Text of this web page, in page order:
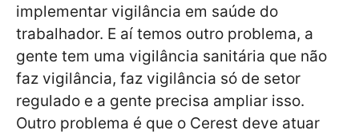
implementar vigilância em saúde do
trabalhador. E aí temos outro problema, a
gente tem uma vigilância sanitária que não
faz vigilância, faz vigilância só de setor
regulado e a gente precisa ampliar isso.
Outro problema é que o Cerest deve atuar